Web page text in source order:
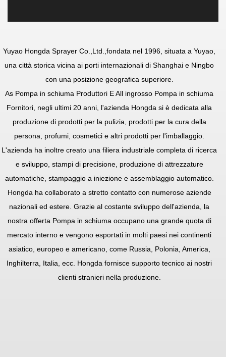
Yuyao Hongda Sprayer Co.,Ltd. ,fondata nel 1996, situata a Yuyao,
una città storica vicina ai porti internazionali di Shanghai e Ningbo
con una posizione geografica superiore.
As Pompa in schiuma Produttori EAll ingrosso Pompa in schiuma
Fornitori , negli ultimi 20 anni, l'azienda Hongda si è dedicata alla
produzione di prodotti per la pulizia, prodotti per la cura della
persona, profumi, cosmetici e altri prodotti per l'imballaggio.
L'azienda ha inoltre creato una filiera industriale completa di ricerca
e sviluppo, stampi di precisione, produzione di attrezzature
automatiche, stampaggio a iniezione e assemblaggio automatico.
Hongda ha collaborato a stretto contatto con numerose aziende
nazionali ed estere. Grazie al costante sviluppo dell'azienda, la
nostra offerta Pompa in schiuma occupano una grande quota di
mercato interno e vengono esportati in molti paesi nei continenti
asiatico, europeo e americano, come Russia, Polonia, America,
Inghilterra, Italia, ecc. Hongda fornisce supporto tecnico ai nostri
clienti stranieri nella produzione.